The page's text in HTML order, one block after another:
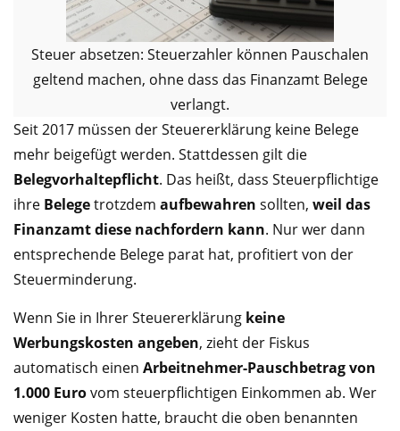
Steuer absetzen: Steuerzahler können Pauschalen
geltend machen, ohne dass das Finanzamt Belege
verlangt.
Seit 2017 müssen der Steuererklärung keine Belege
mehr beigefügt werden. Stattdessen gilt die
Belegvorhaltepflicht. Das heißt, dass Steuerpflichtige
ihre Belegetrotzdem aufbewahren sollten, weil das
Finanzamt diese nachfordern kann. Nur wer dann
entsprechende Belege parat hat, profitiert von der
Steuerminderung.
Wenn Sie in Ihrer Steuererklärung keine
Werbungskosten angeben, zieht der Fiskus
automatisch einen Arbeitnehmer-Pauschbetrag von
1.000 Eurovom steuerpflichtigen Einkommen ab. Wer
weniger Kosten hatte, braucht die oben benannten